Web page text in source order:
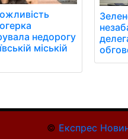
недорогу
міській
© Експрес